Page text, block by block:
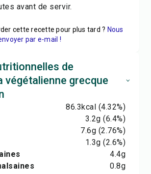
avant de servir.
cette recette pour plus tard ? Nous
par e-mail !
de
végétalienne grecque
86.3kcal (4.32%)
3.2g (6.4%)
7.6g (2.76%)
1.3g (2.6%)
4.4g
0.8g